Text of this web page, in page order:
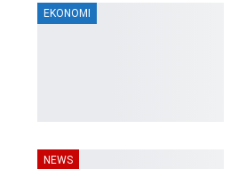
EKONOMI
NEWS